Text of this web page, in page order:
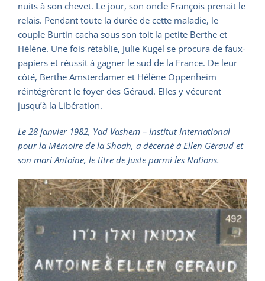
nuits à son chevet. Le jour, son oncle François prenait le
relais. Pendant toute la durée de cette maladie, le
couple Burtin cacha sous son toit la petite Berthe et
Hélène. Une fois rétablie, Julie Kugel se procura de faux-
papiers et réussit à gagner le sud de la France. De leur
côté, Berthe Amsterdamer et Hélène Oppenheim
réintégrèrent le foyer des Géraud. Elles y vécurent
jusqu’à la Libération.
Le 28 janvier 1982, Yad Vashem – Institut International
pour la Mémoire de la Shoah, a décerné à Ellen Géraud et
son mari Antoine, le titre de Juste parmi les Nations.